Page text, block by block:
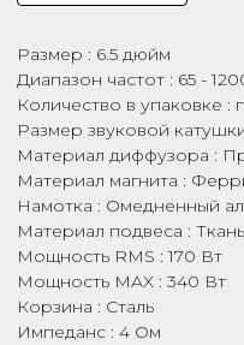
Размер : 6.5 дюйм
Диапазон частот : 65 -
Количество в упаковке :
Размер звуковой
Материал диффузора :
Материал магнита :
Намотка : Омедненный
Материал подвеса : Ткань
Мощность RMS : 170 Вт
Мощность MAX : 340 Вт
Корзина : Сталь
Импеданс : 4 Ом